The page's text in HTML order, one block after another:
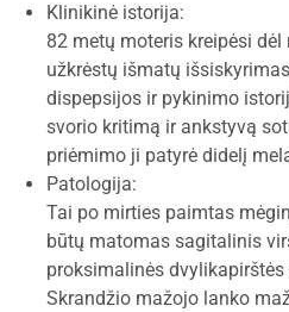
Klinikinė istorija:
82 metų moteris kreipėsi
užkrėstų išmatų
dispepsijos ir pykinimo
svorio kritimą ir ankstyvą
priėmimo ji patyrė didelį
Patologija:
Tai po mirties paimtas
būtų matomas sagitalinis
proksimalinės
Skrandžio mažojo lanko